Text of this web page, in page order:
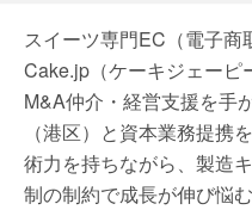
スイーツ専門EC（電子商
Cake.jp（ケーキジェーピ
M&A仲介・経営支援を手
（港区）と資本業務提携
術力を持ちながら、製造
制の制約で成長が伸び悩